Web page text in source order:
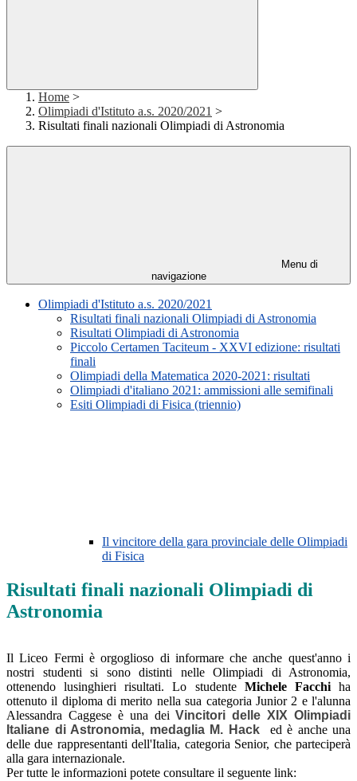
Home >
Olimpiadi d'Istituto a.s. 2020/2021 >
Risultati finali nazionali Olimpiadi di Astronomia
Menu di
navigazione
Olimpiadi d'Istituto a.s. 2020/2021
Risultati finali nazionali Olimpiadi di Astronomia
Risultati Olimpiadi di Astronomia
Piccolo Certamen Taciteum - XXVI edizione: risultati
finali
Olimpiadi della Matematica 2020-2021: risultati
Olimpiadi d'italiano 2021: ammissioni alle semifinali
Esiti Olimpiadi di Fisica (triennio)
Il vincitore della gara provinciale delle Olimpiadi
di Fisica
Risultati finali nazionali Olimpiadi di
Astronomia
Il Liceo Fermi è orgoglioso di informare che anche quest'anno i
nostri studenti si sono distinti nelle Olimpiadi di Astronomia,
ottenendo lusinghieri risultati. Lo studente Michele Facchiha
ottenuto il diploma di merito nella sua categoria Junior 2 e l'alunna
Alessandra Caggese è una deiVincitori delle XIX Olimpiadi
Italiane di Astronomia, medaglia M. Hacked è anche una
delle due rappresentanti dell'Italia, categoria Senior, che parteciperà
alla gara internazionale.
Per tutte le informazioni potete consultare il seguente link: